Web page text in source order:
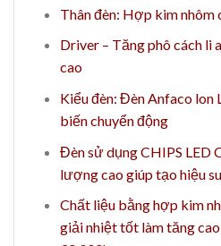
Thân đèn: Hợp kim nhôm
Driver – Tăng phô cách li
cao
Kiểu đèn: Đèn Anfaco lon
biến chuyển động
Đèn sử dụng CHIPS LED
lượng cao giúp tạo hiệu
Chất liệu bằng hợp kim
giải nhiệt tốt làm tăng